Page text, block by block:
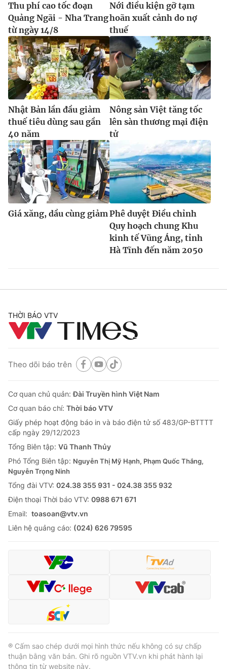
Thu phí cao tốc đoạn
Quảng Ngãi - Nha Trang
từ ngày 14/8
Nới điều kiện gỡ tạm
hoãn xuất cảnh do nợ
thuế
Nhật Bản lần đầu giảm
thuế tiêu dùng sau gần
40 năm
Nông sản Việt tăng tốc
lên sàn thương mại điện
tử
Giá xăng, dầu cùng giảmPhê duyệt Điều chỉnh
Quy hoạch chung Khu
kinh tế Vũng Áng, tỉnh
Hà Tĩnh đến năm 2050
THỜI BÁO VTV
Theo dõi báo trên
Cơ quan chủ quản:Đài Truyền hình Việt Nam
Cơ quan báo chí: Thời báo VTV
Giấy phép hoạt động báo in và báo điện tử số 483/GP-BTTTT
cấp ngày 29/12/2023
Tổng Biên tập: Vũ Thanh Thủy
Phó Tổng Biên tập: Nguyễn Thị Mỹ Hạnh, Phạm Quốc Thắng,
Nguyễn Trọng Ninh
Tổng đài VTV: 024.38 355 931 - 024.38 355 932
Ðiện thoại Thời báo VTV: 0988 671 671
Email: toasoan@vtv.vn
Liên hệ quảng cáo: (024) 626 79595
® Cấm sao chép dưới mọi hình thức nếu không có sự chấp
thuận bằng văn bản. Ghi rõ nguồn VTV.vn khi phát hành lại
thông tin từ website này.